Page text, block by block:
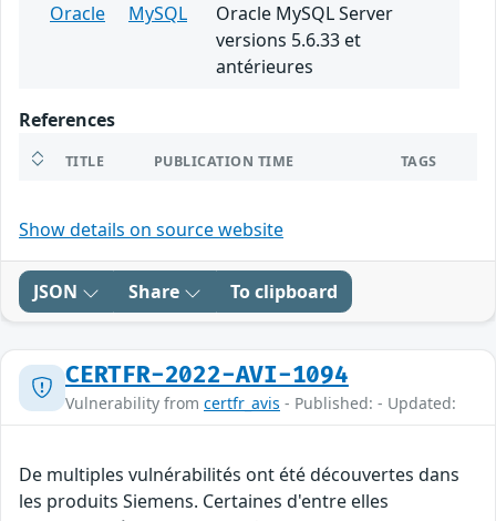
Oracle
MySQL
Oracle MySQL Server
versions 5.6.33 et
antérieures
References
TITLE PUBLICATION TIME TAGS
Show details on source website
JSON Share To clipboard
CERTFR-2022-AVI-1094
Vulnerability from certfr_avis - Published: - Updated:
De multiples vulnérabilités ont été découvertes dans
les produits Siemens. Certaines d'entre elles